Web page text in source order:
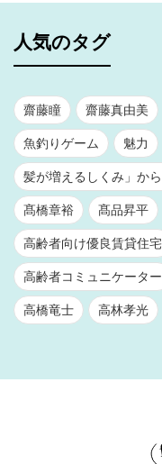
人気のタグ
齋藤瞳 齋藤真由美
魚釣りゲーム 魅力
髪が増えるしくみ」か
髙橋章裕 髙品昇平
高齢者向け優良賃貸住宅
高齢者コミュニケーター
高橋竜士 高林孝光